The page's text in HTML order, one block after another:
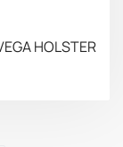
HOLSTER